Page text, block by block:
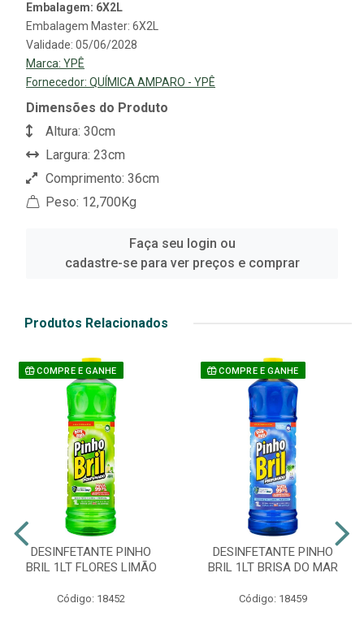
Embalagem: 6X2L
Embalagem Master: 6X2L
Validade: 05/06/2028
Marca: YPÊ
Fornecedor: QUÍMICA AMPARO - YPÊ
Dimensões do Produto
Altura: 30cm
Largura: 23cm
Comprimento: 36cm
Peso: 12,700Kg
Faça seu login ou
cadastre-se para ver preços e comprar
Produtos Relacionados
COMPRE E GANHE
DESINFETANTE PINHO
BRIL 1LT FLORES LIMÃO
Código: 18452
COMPRE E GANHE
DESINFETANTE PINHO
BRIL 1LT BRISA DO MAR
Código: 18459